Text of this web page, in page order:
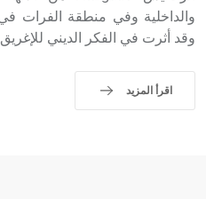
والداخلية وفي منطقة الفرات في
وقد أثرت في الفكر الديني
اقرأ المزيد